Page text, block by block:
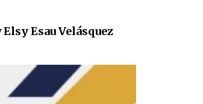
Elsy Esau Velásquez